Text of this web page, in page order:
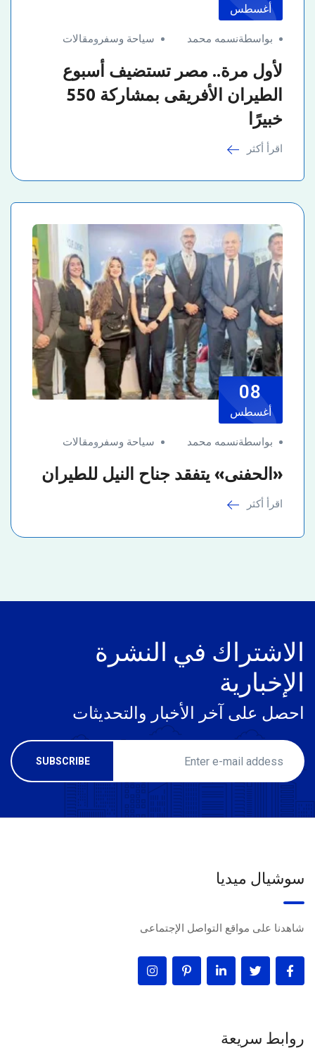
أغسطس
بواسطةنسمه محمد سياحة وسفر ومقالات
لأول مرة.. مصر تستضيف أسبوع
الطيران الأفريقى بمشاركة 550
خبيرًا
اقرأ أكثر
08
أغسطس
بواسطةنسمه محمد سياحة وسفر ومقالات
«الحفنى» يتفقد جناح النيل للطيران
اقرأ أكثر
الاشتراك في النشرة
الإخبارية
احصل على آخر الأخبار والتحديثات
سوشيال ميديا
شاهدنا على مواقع التواصل الإجتماعى
روابط سريعة